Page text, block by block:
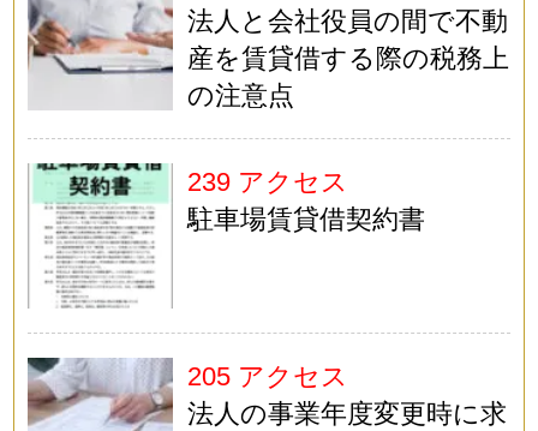
法人と会社役員の間で不動
産を賃貸借する際の税務上
の注意点
239 アクセス
駐車場賃貸借契約書
205 アクセス
法人の事業年度変更時に求